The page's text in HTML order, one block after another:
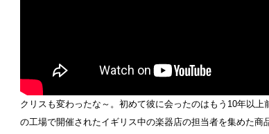
クリスも変わったな～。初めて彼に会ったのはもう10年以上
の工場で開催されたイギリス中の楽器店の担当者を集めた商